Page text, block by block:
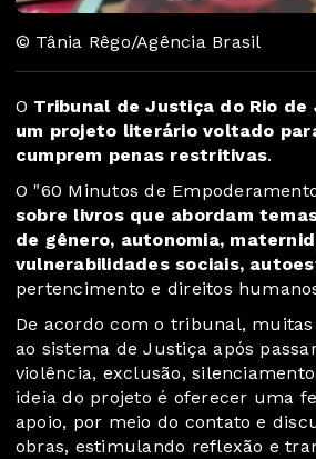
© Tânia Rêgo/Agência Brasil
O Tribunal de Justiça do Rio de
um projeto literário voltado
cumprem penas restritivas.
O "60 Minutos de
sobre livros que abordam
de gênero, autonomia,
vulnerabilidades sociais,
pertencimento e direitos
De acordo com o tribunal,
ao sistema de Justiça após
violência, exclusão,
ideia do projeto é oferecer uma
apoio, por meio do contato e
obras, estimulando reflexão e